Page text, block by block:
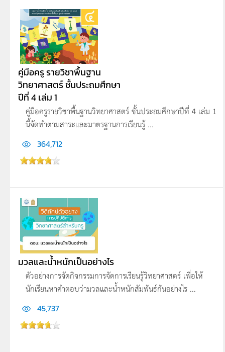
คู่มือครู รายวิชาพื้นฐาน
วิทยาศาสตร์ ชั้นประถมศึกษา
ปีที่ 4 เล่ม 1
คู่มือครูรายวิชาพื้นฐานวิทยาศาสตร์ ชั้นประถมศึกษาปีที่ 4 เล่ม 1
นี้จัดทำตามสาระและมาตรฐานการเรียนรู้ ...
364,712
มวลและน้ำหนักเป็นอย่างไร
ตัวอย่างการจัดกิจกรรมการจัดการเรียนรู้วิทยาศาสตร์ เพื่อให้
นักเรียนหาคำตอบว่ามวลและน้ำหนักสัมพันธ์กันอย่างไร ...
45,737